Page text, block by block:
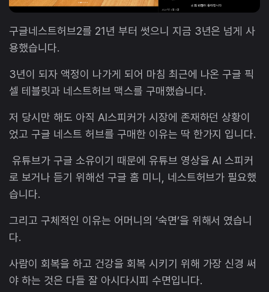
구글네스트허브2를 21년 부터 썻으니 지금 3년은 넘게 사
용했습니다.
3년이 되자 액정이 나가게 되어 마침 최근에 나온 구글 픽
셀 테블릿과 네스트허브 맥스를 구매했습니다.
저 당시만 해도 아직 AI스피커가 시장에 존재하던 상황이
었고 구글 네스트 허브를 구매한 이유는 딱 한가지 입니다.
유튜브가 구글 소유이기 때문에 유튜브 영상을 AI 스피커
로 보거나 듣기 위해선 구글 홈 미니, 네스트허브가 필요했
습니다.
그리고 구체적인 이유는 어머니의 ‘숙면’을 위해서 였습니
다.
사람이 회복을 하고 건강을 회복 시키기 위해 가장 신경 써
야 하는 것은 다들 잘 아시다시피 수면입니다.